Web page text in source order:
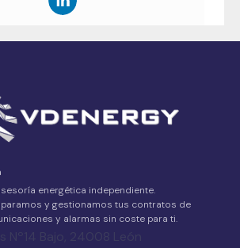
energética independiente.
y gestionamos tus contratos de
y alarmas sin coste para ti.
Nº14 Bajo, 24008 León